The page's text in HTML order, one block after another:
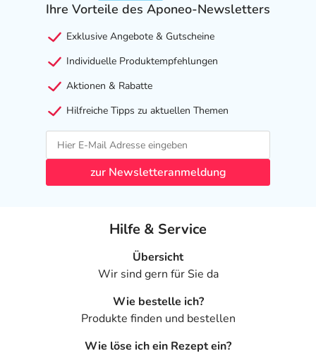
Ihre Vorteile des Aponeo-Newsletters
Exklusive Angebote & Gutscheine
Individuelle Produktempfehlungen
Aktionen & Rabatte
Hilfreiche Tipps zu aktuellen Themen
zur Newsletteranmeldung
Hilfe & Service
Übersicht
Wir sind gern für Sie da
Wie bestelle ich?
Produkte finden und bestellen
Wie löse ich ein Rezept ein?